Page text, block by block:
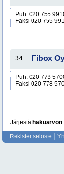
Puh. 020 755
Faksi 020 755
34. Fibox
Puh. 020 778
Faksi 020 778
Järjestä hakuarvon
Rekisteriseloste